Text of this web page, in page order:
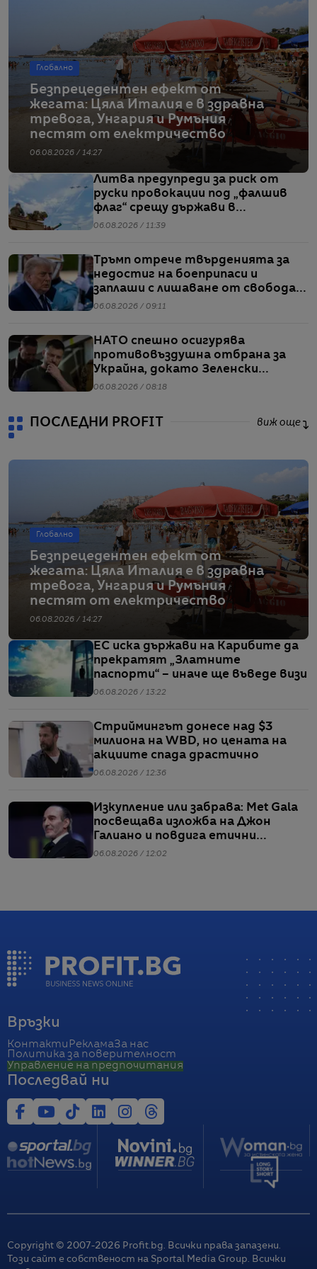
Глобално
Безпрецедентен ефект от
жегата: Цяла Италия е в здравна
тревога, Унгария и Румъния
пестят от електричество
06.08.2026 / 14:27
Литва предупреди за риск от
руски провокации под „фалшив
флаг“ срещу държави в
Балтийския регион
06.08.2026 / 11:39
Тръмп отрече твърденията за
недостиг на боеприпаси и
заплаши с лишаване от свобода
хората, които разпространяват
06.08.2026 / 09:11
НАТО спешно осигурява
противовъздушна отбрана за
Украйна, докато Зеленски
предупреждава за рязък ръст в
06.08.2026 / 08:18
ПОСЛЕДНИ PROFIT виж още
Глобално
Безпрецедентен ефект от
жегата: Цяла Италия е в здравна
тревога, Унгария и Румъния
пестят от електричество
06.08.2026 / 14:27
ЕС иска държави на Карибите да
прекратят „Златните
паспорти“ – иначе ще въведе визи
06.08.2026 / 13:22
Стриймингът донесе над $3
милиона на WBD, но цената на
акциите спада драстично
06.08.2026 / 12:36
Изкупление или забрава: Met Gala
посвещава изложба на Джон
Галиано и повдига етични
въпроси
06.08.2026 / 12:02
Връзки
Контакти РекламаЗа нас
Политика за поверителност
Управление на предпочитания
Последвай ни
Copyright © 2007-2026 Profit.bg. Всички права запазени.
Този сайт е собственост на Sportal Media Group. Всички